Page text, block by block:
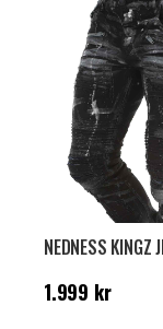
Pris:1.999 kr
1.999 kr